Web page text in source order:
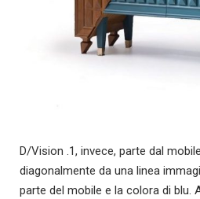
D/Vision .1, invece, parte dal
diagonalmente da una linea
parte del mobile e la colora di blu.